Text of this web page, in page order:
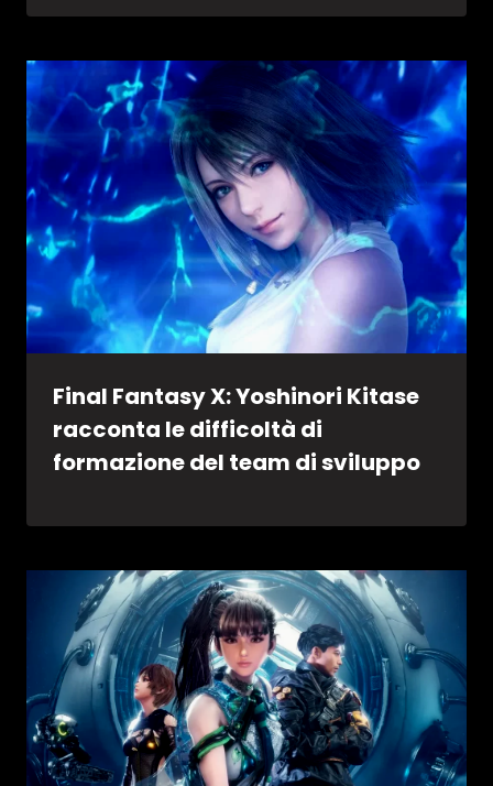
Final Fantasy X: Yoshinori Kitase
racconta le difficoltà di
formazione del team di sviluppo